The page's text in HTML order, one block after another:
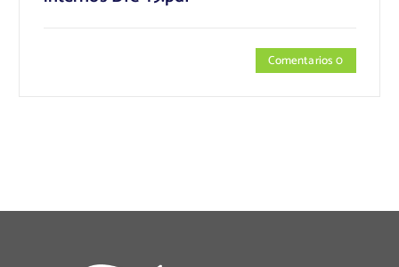
Comentarios 0